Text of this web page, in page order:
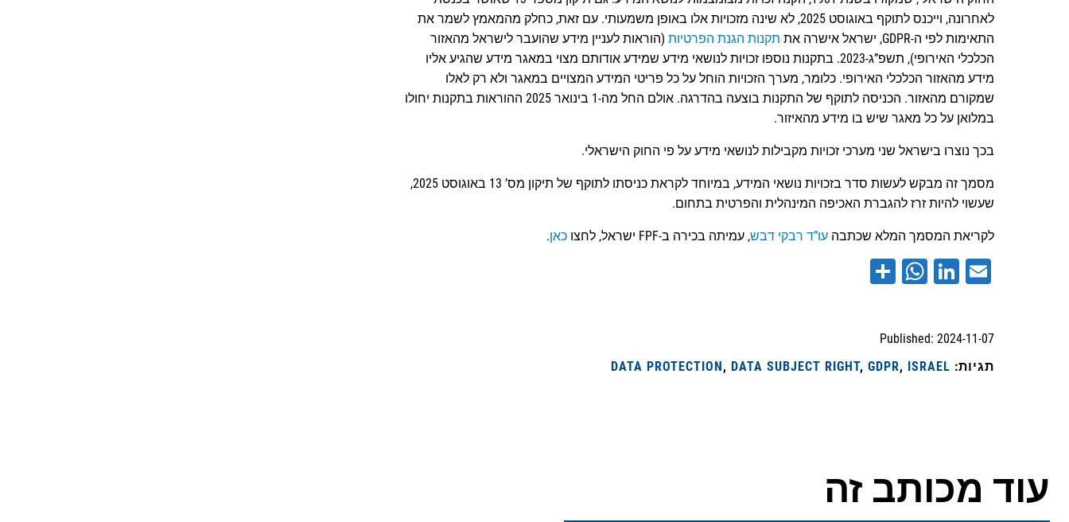
לאחרונה, וייכנס לתוקף באוגוסט 2025, לא שינה מזכויות אלו באופן משמעותי. עם זאת, כחלק מהמאמץ לשמר את
התאימות לפי ה-GDPR, ישראל אישרה את
תקנות הגנת הפרטיות (הוראות לעניין מידע שהועבר לישראל מהאזור
הכלכלי האירופי), תשפ”ג-2023. בתקנות נוספו זכויות לנושאי מידע שמידע אודותם מצוי במאגר מידע שהגיע אליו
מידע מהאזור הכלכלי האירופי. כלומר, מערך הזכויות הוחל על כל פריטי המידע המצויים במאגר ולא רק לאלו
שמקורם מהאזור. הכניסה לתוקף של התקנות בוצעה בהדרגה. אולם החל מה-1 בינואר 2025 ההוראות בתקנות יחולו
במלואן על כל מאגר שיש בו מידע מהאיזור.
בכך נוצרו בישראל שני מערכי זכויות מקבילות לנושאי מידע על פי החוק הישראלי.
מסמך זה מבקש לעשות סדר בזכויות נושאי המידע, במיוחד לקראת כניסתו לתוקף של תיקון מס’ 13 באוגוסט 2025,
שעשוי להיות זרז להגברת האכיפה המינהלית והפרטית בתחום.
לקריאת המסמך המלא שכתבה עו”ד רבקי דבש, עמיתה בכירה ב-FPF ישראל, לחצו כאן.
Email
LinkedIn
WhatsApp
Published: 2024-11-07
תגיות:
DATA PROTECTION, DATA SUBJECT RIGHT, GDPR, ISRAEL
עוד מכותב זה